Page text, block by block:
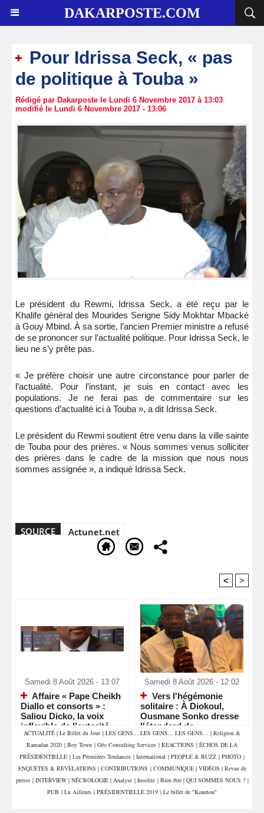
DAKARPOSTE.COM
Pour Idrissa Seck, « pas
de politique à Touba »
Rédigé par Dakarposte le Lundi 6 Novembre 2017 à 13:03
modifié le Lundi 6 Novembre 2017 - 13:06
Le président du Rewmi, Idrissa Seck, a été reçu par le
Khalife général des Mourides Serigne Sidy Mokhtar Mbacké
à Gouy Mbind. À sa sortie, l’ancien Premier ministre a refusé
de se prononcer sur l’actualité politique. Pour Idrissa Seck, le
lieu ne s’y prête pas.
« Je préfère choisir une autre circonstance pour parler de
l’actualité. Pour l’instant, je suis en contact avec les
populations. Je ne ferai pas de commentaire sur les
questions d’actualité ici à Touba », a dit Idrissa Seck.
Le président du Rewmi soutient être venu dans la ville sainte
de Touba pour des prières. « Nous sommes venus solliciter
des prières dans le cadre de la mission que nous nous
sommes assignée », a indiqué Idrissa Seck.
SOURCE Actunet.net
< >
Samedi 8 Août 2026 - 13:07
Affaire « Pape Cheikh
Diallo et consorts » :
Saliou Dicko, la voix
inflexible de l’autorité
judiciaire
Samedi 8 Août 2026 - 12:02
Vers l'hégémonie
solitaire : À Diokoul,
Ousmane Sonko dresse
l'étendard de
l'indépendance politique
ACTUALITÉ | Le Billet du Jour | LES GENS... LES GENS... LES GENS... | Religion &
Ramadan 2020 | Boy Town | Géo Consulting Services | REACTIONS | ÉCHOS DE LA
PRÉSIDENTIELLE | Les Premières Tendances | International | PEOPLE & BUZZ | PHOTO |
ENQUÊTES & REVELATIONS | CONTRIBUTIONS | COMMUNIQUE | VIDÉOS | Revue de
presse | INTERVIEW | NÉCROLOGIE | Analyse | Insolite | Bien être | QUI SOMMES NOUS ? |
PUB | Lu Ailleurs | PRÉSIDENTIELLE 2019 | Le billet de "Konetou"